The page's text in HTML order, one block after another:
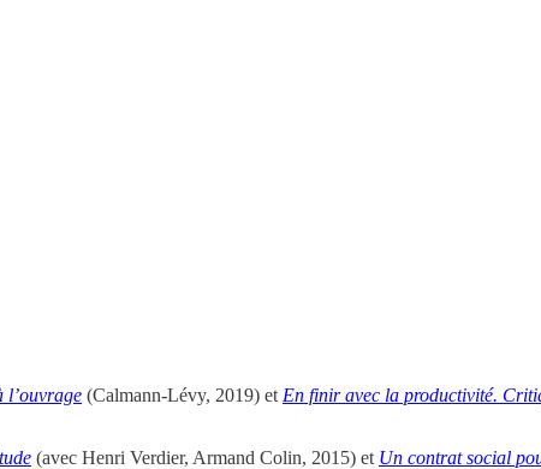
l’ouvrage (Calmann-Lévy, 2019) et En finir avec la productivité.
(avec Henri Verdier, Armand Colin, 2015) et Un contrat social